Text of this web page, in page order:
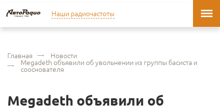
Наши радиочастоты
Главная Новости
Megadeth объявили об увольнении из группы басиста и
сооснователя
Megadeth объявили об